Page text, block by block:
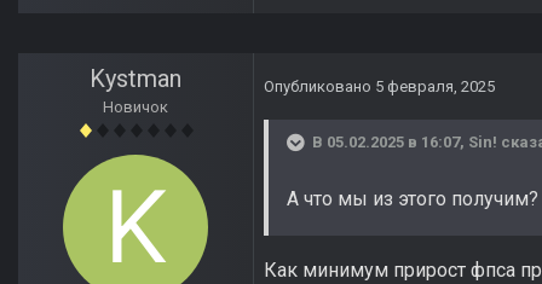
Kystman
Новичок
Опубликовано 5 февраля, 2025
В 05.02.2025 в 16:07, Sin!
А что мы из этого получим?
Как минимум прирост фпса